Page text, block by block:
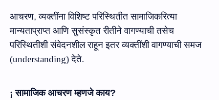
आचरण, व्यक्तींना विशिष्ट परिस्थितीत सामाजिकरित्या
मान्यताप्राप्त आणि सुसंस्कृत रीतीने वागण्याची तसेच
परिस्थितीशी संवेदनशील राहून इतर व्यक्तींशी वागण्याची समज
(understanding) देते.
¡ सामाजिक आचरण म्हणजे काय?